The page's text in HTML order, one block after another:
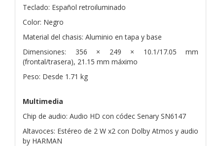
Teclado: Español retroiluminado
Color: Negro
Material del chasis: Aluminio en tapa y base
Dimensiones: 356 × 249 × 10.1/17.05 mm
(frontal/trasera), 21.15 mm máximo
Peso: Desde 1.71 kg
Multimedia
Chip de audio: Audio HD con códec Senary SN6147
Altavoces: Estéreo de 2 W x2 con Dolby Atmos y audio
by HARMAN